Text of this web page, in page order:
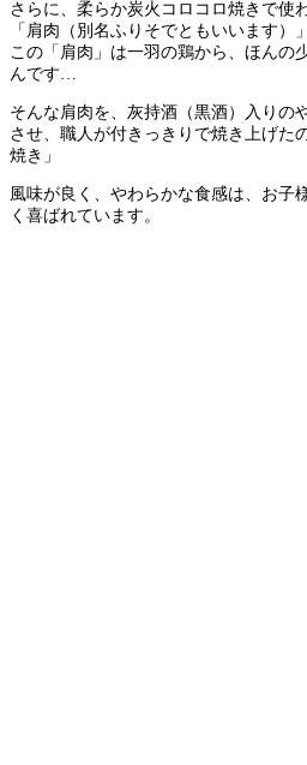
さらに、柔らか炭火コロコロ焼きで使
「肩肉（別名ふりそでともいいます）
この「肩肉」は一羽の鶏から、ほんの
んです…
そんな肩肉を、灰持酒（黒酒）入りの
させ、職人が付きっきりで焼き上げた
焼き」
風味が良く、やわらかな食感は、お子
く喜ばれています。